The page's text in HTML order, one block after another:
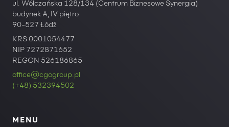
ul. Wólczańska 128/134 (Centrum Biznesowe Synergia)
budynek A, IV piętro
90-527 Łódź
KRS 0001054477
NIP 7272871652
REGON 526186865
office@cgogroup.pl
(+48) 532394502
MENU